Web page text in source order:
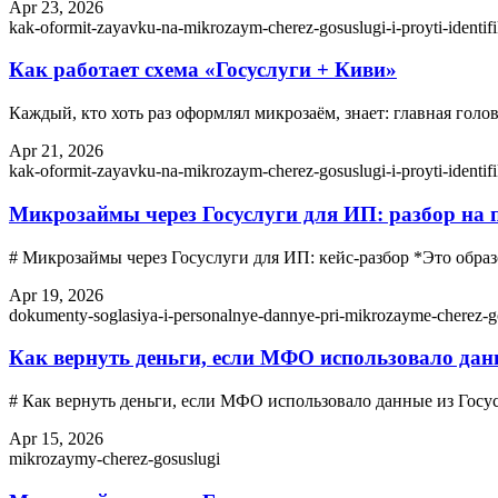
Apr 23, 2026
kak-oformit-zayavku-na-mikrozaym-cherez-gosuslugi-i-proyti-
Как работает схема «Госуслуги + Киви»
Каждый, кто хоть раз оформлял микрозаём, знает: главная
Apr 21, 2026
kak-oformit-zayavku-na-mikrozaym-cherez-gosuslugi-i-proyti-
Микрозаймы через Госуслуги для ИП: разбор на
# Микрозаймы через Госуслуги для ИП: кейс-разбор *Это
Apr 19, 2026
dokumenty-soglasiya-i-personalnye-dannye-pri-mikrozayme-cherez-
Как вернуть деньги, если МФО использовало
# Как вернуть деньги, если МФО использовало данные из
Apr 15, 2026
mikrozaymy-cherez-gosuslugi